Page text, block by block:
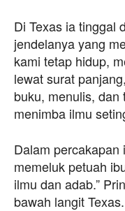
Di Texas ia tinggal
jendelanya yang
kami tetap hidup,
lewat surat
buku, menulis,
menimba ilmu
Dalam
memeluk petuah
ilmu dan adab.”
bawah langit Texas.